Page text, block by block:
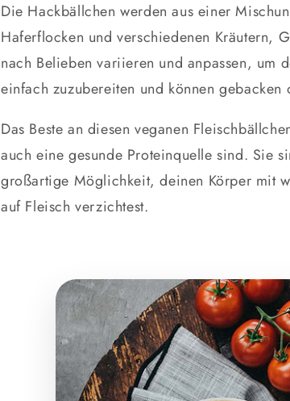
Die Hackbällchen werden aus einer
Haferflocken und verschiedenen Kräutern,
nach Belieben variieren und anpassen, um
einfach zuzubereiten und können gebacken
Das Beste an diesen veganen
auch eine gesunde Proteinquelle sind. Sie
großartige Möglichkeit, deinen Körper mit
auf Fleisch verzichtest.